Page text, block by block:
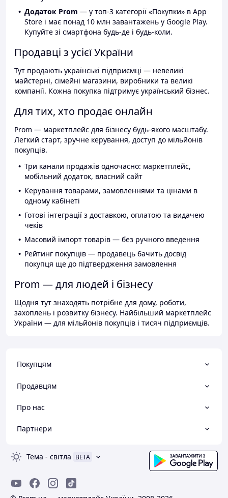
Додаток Prom — у топ-3 категорії «Покупки» в App
Store і має понад 10 млн завантажень у Google Play.
Купуйте зі смартфона будь-де і будь-коли.
Продавці з усієї України
Тут продають українські підприємці — невеликі
майстерні, сімейні магазини, виробники та великі
компанії. Кожна покупка підтримує український бізнес.
Для тих, хто продає онлайн
Prom — маркетплейс для бізнесу будь-якого масштабу.
Легкий старт, зручне керування, доступ до мільйонів
покупців.
Три канали продажів одночасно: маркетплейс,
мобільний додаток, власний сайт
Керування товарами, замовленнями та цінами в
одному кабінеті
Готові інтеграції з доставкою, оплатою та видачею
чеків
Масовий імпорт товарів — без ручного введення
Рейтинг покупців — продавець бачить досвід
покупця ще до підтвердження замовлення
Prom — для людей і бізнесу
Щодня тут знаходять потрібне для дому, роботи,
захоплень і розвитку бізнесу. Найбільший маркетплейс
України — для мільйонів покупців і тисяч підприємців.
Покупцям
Продавцям
Про нас
Партнери
Тема - світла BETA